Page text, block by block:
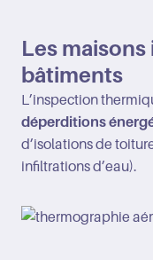
Les
bâtiments
L’inspection
déperditions
d’isolations de
infiltrations d’eau).